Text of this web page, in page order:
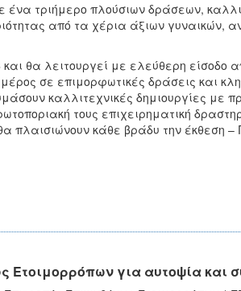
ένα τριήμερο πλούσιων δράσεων,
από τα χέρια άξιων γυναικών,
θα λειτουργεί με ελεύθερη είσοδο
σε επιμορφωτικές δράσεις και
καλλιτεχνικές δημιουργίες με
τους επιχειρηματική
κάθε βράδυ την έκθεση –
Ετοιμορρόπων για αυτοψία και